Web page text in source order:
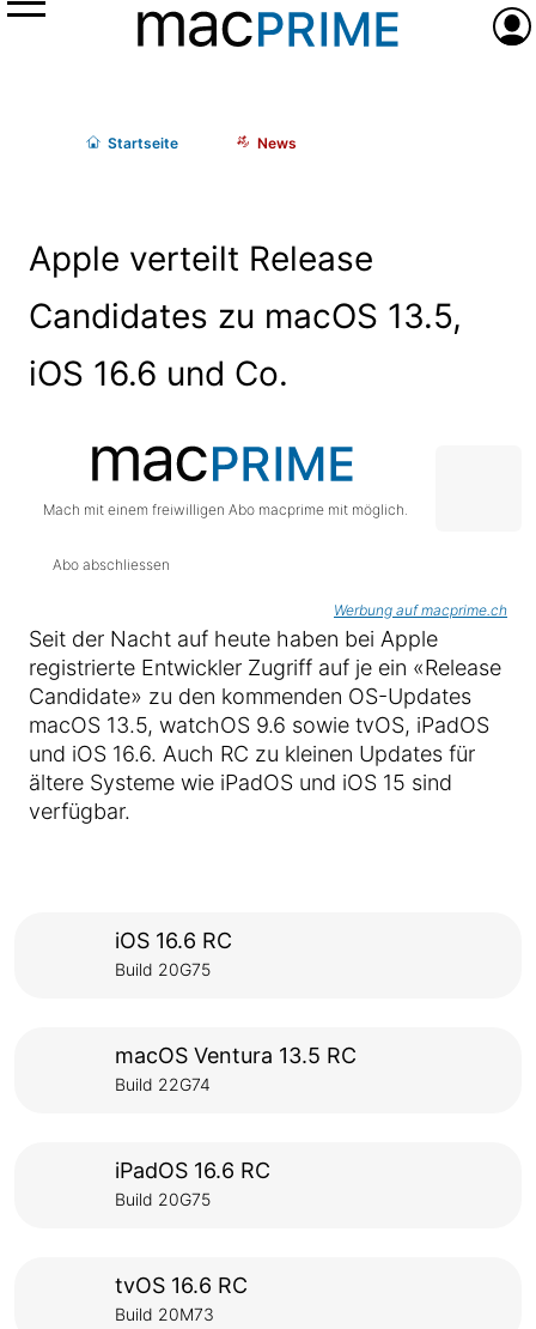
Menü
Startseite News
Apple verteilt Release
Candidates zu macOS 13.5,
iOS 16.6 und Co.
Mach mit einem freiwilligen Abo macprime mit möglich.
Abo abschliessen
Werbung auf macprime.ch
Seit der Nacht auf heute haben bei Apple
registrierte Entwickler Zugriff auf je ein «Release
Candidate» zu den kommenden OS-Updates
macOS 13.5, watchOS 9.6 sowie tvOS, iPadOS
und iOS 16.6. Auch RC zu kleinen Updates für
ältere Systeme wie iPadOS und iOS 15 sind
verfügbar.
iOS 16.6 RC
Build 20G75
macOS Ventura 13.5 RC
Build 22G74
iPadOS 16.6 RC
Build 20G75
tvOS 16.6 RC
Build 20M73